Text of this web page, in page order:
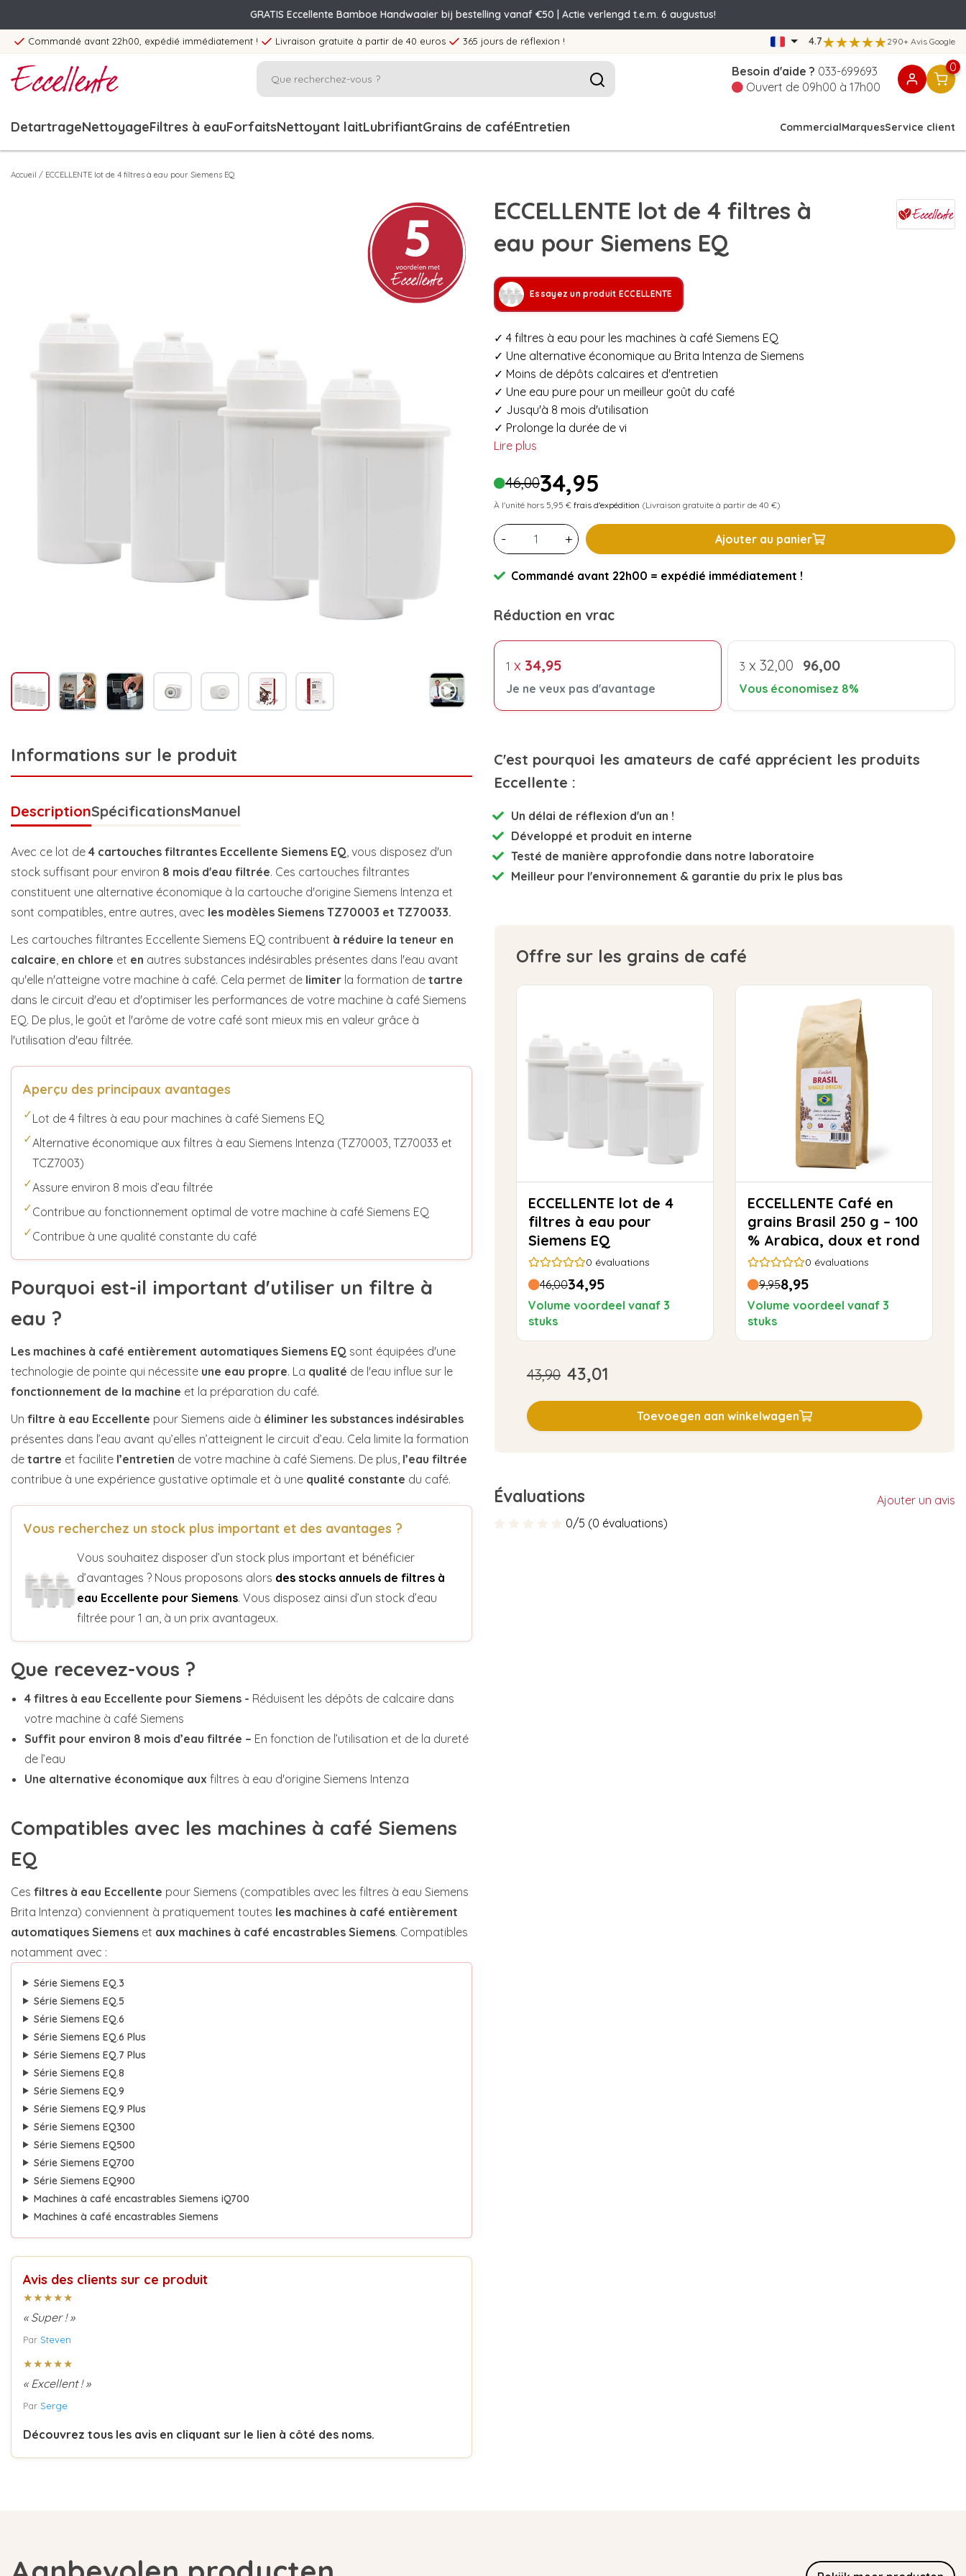
GRATIS Eccellente Bamboe Handwaaier bij bestelling vanaf €50 | Actie verlengd t.e.m. 6 augustus!
Commandé avant 22h00, expédié immédiatement ! Livraison gratuite à partir de 40 euros 365 jours de réflexion ! 4.7 290+ Avis Google
Besoin d'aide ? 033-699693
Ouvert de 09h00 à 17h00
0
DetartrageNettoyageFiltres à eauForfaitsNettoyant laitLubrifiantGrains de caféEntretien CommercialMarquesService client
Accueil / ECCELLENTE lot de 4 filtres à eau pour Siemens EQ
Informations sur le produit
DescriptionSpécificationsManuel
Avec ce lot de 4 cartouches filtrantes Eccellente Siemens EQ, vous disposez d'un
stock suffisant pour environ 8 mois d'eau filtrée. Ces cartouches filtrantes
constituent une alternative économique à la cartouche d'origine Siemens Intenza et
sont compatibles, entre autres, avec les modèles Siemens TZ70003 et TZ70033.
Les cartouches filtrantes Eccellente Siemens EQ contribuent à réduire la teneur en
calcaire, en chlore et en autres substances indésirables présentes dans l'eau avant
qu'elle n'atteigne votre machine à café. Cela permet de limiter la formation de tartre
dans le circuit d'eau et d'optimiser les performances de votre machine à café Siemens
EQ. De plus, le goût et l'arôme de votre café sont mieux mis en valeur grâce à
l'utilisation d'eau filtrée.
Aperçu des principaux avantages
✓Lot de 4 filtres à eau pour machines à café Siemens EQ
✓Alternative économique aux filtres à eau Siemens Intenza (TZ70003, TZ70033 et
TCZ7003)
✓Assure environ 8 mois d’eau filtrée
✓Contribue au fonctionnement optimal de votre machine à café Siemens EQ
✓Contribue à une qualité constante du café
Pourquoi est-il important d'utiliser un filtre à
eau ?
Les machines à café entièrement automatiques Siemens EQ sont équipées d'une
technologie de pointe qui nécessite une eau propre. La qualité de l'eau influe sur le
fonctionnement de la machine et la préparation du café.
Un filtre à eau Eccellente pour Siemens aide à éliminer les substances indésirables
présentes dans l’eau avant qu’elles n’atteignent le circuit d’eau. Cela limite la formation
de tartre et facilite l’entretien de votre machine à café Siemens. De plus, l’eau filtrée
contribue à une expérience gustative optimale et à une qualité constante du café.
Vous recherchez un stock plus important et des avantages ?
Vous souhaitez disposer d’un stock plus important et bénéficier
d’avantages ? Nous proposons alors des stocks annuels de filtres à
eau Eccellente pour Siemens. Vous disposez ainsi d’un stock d’eau
filtrée pour 1 an, à un prix avantageux.
Que recevez-vous ?
4filtres à eau Eccellente pour Siemens - Réduisent les dépôts de calcaire dans
votre machine à café Siemens
Suffit pour environ 8 mois d’eau filtrée – En fonction de l’utilisation et de la dureté
de l’eau
Une alternative économique auxfiltres à eau d'origine Siemens Intenza
Compatibles avec les machines à café Siemens
EQ
Ces filtres à eau Eccellente pour Siemens (compatibles avec les filtres à eau Siemens
Brita Intenza) conviennent à pratiquement toutes les machines à café entièrement
automatiques Siemens et aux machines à café encastrables Siemens. Compatibles
notamment avec :
Série Siemens EQ.3
Série Siemens EQ.5
Série Siemens EQ.6
Série Siemens EQ.6 Plus
Série Siemens EQ.7 Plus
Série Siemens EQ.8
Série Siemens EQ.9
Série Siemens EQ.9 Plus
Série Siemens EQ300
Série Siemens EQ500
Série Siemens EQ700
Série Siemens EQ900
Machines à café encastrables Siemens iQ700
Machines à café encastrables Siemens
Avis des clients sur ce produit
★★★★★
« Super ! »
Par Steven
★★★★★
« Excellent ! »
Par Serge
Découvrez tous les avis en cliquant sur le lien à côté des noms.
ECCELLENTE lot de 4 filtres à
eau pour Siemens EQ
Essayez un produit ECCELLENTE
✓ 4 filtres à eau pour les machines à café Siemens EQ
✓ Une alternative économique au Brita Intenza de Siemens
✓ Moins de dépôts calcaires et d'entretien
✓ Une eau pure pour un meilleur goût du café
✓ Jusqu'à 8 mois d'utilisation
✓ Prolonge la durée de vi
Lire plus
46,0034,95
À l'unité hors 5,95 € frais d'expédition (Livraison gratuite à partir de 40 €)
- + Ajouter au panier
Commandé avant 22h00 = expédié immédiatement !
Réduction en vrac
1 x 34,95
Je ne veux pas d'avantage
3 x 32,00 96,00
Vous économisez 8%
C'est pourquoi les amateurs de café apprécient les produits
Eccellente :
Un délai de réflexion d'un an !
Développé et produit en interne
Testé de manière approfondie dans notre laboratoire
Meilleur pour l'environnement & garantie du prix le plus bas
Offre sur les grains de café
ECCELLENTE lot de 4
filtres à eau pour
Siemens EQ
0 évaluations
46,0034,95
Volume voordeel vanaf 3
stuks
ECCELLENTE Café en
grains Brasil 250 g – 100
% Arabica, doux et rond
0 évaluations
9,958,95
Volume voordeel vanaf 3
stuks
43,90 43,01
Toevoegen aan winkelwagen
Évaluations
Ajouter un avis
0/5 (0 évaluations)